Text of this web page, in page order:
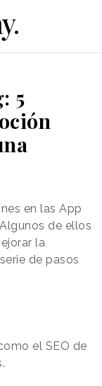
5
en las App
de ellos
la
de pasos
el SEO de